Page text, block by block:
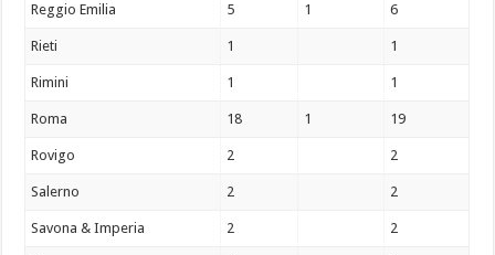
Reggio Emilia 5 1 6
Rieti 1 1
Rimini 1 1
Roma 18 1 19
Rovigo 2 2
Salerno 2 2
Savona & Imperia 2 2